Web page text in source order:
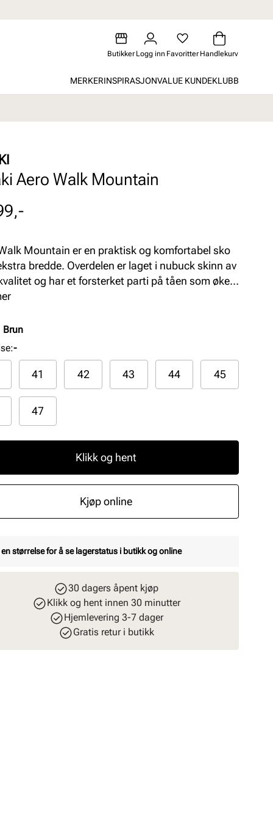
Butikker Logg inn Favoritter Handlekurv
MERKERINSPIRASJONVALUE KUNDEKLUBB
Aero Walk Mountain
Mountain er en praktisk og komfortabel sko
bredde. Overdelen er laget i nubuck skinn av
og har et forsterket parti på tåen som øker
Denne slip on modellen med praktisk strikk
er forbedret, og skoen er veldig enkel å ta på
Brun
:-
41 42 43 44 45
47
Klikk og hent
Kjøp online
størrelse for å se lagerstatus i butikk og online
30 dagers åpent kjøp
Klikk og hent innen 30 minutter
Hjemlevering 3-7 dager
Gratis retur i butikk